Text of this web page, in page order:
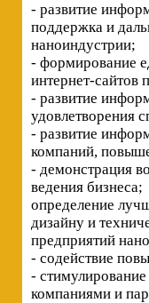
- развитие
поддержка и
наноиндустрии;
- формирование
интернет-сайтов
- развитие
удовлетворения
- развитие
компаний,
- демонстрация
ведения бизнеса;
определение
дизайну и
предприятий
- содействие
-
компаниями и